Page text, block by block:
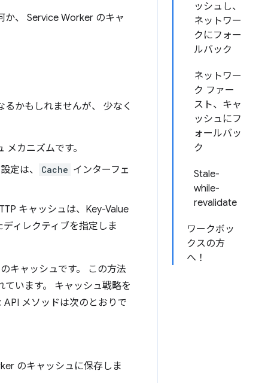
ッシュし、
ネットワー
クにフォー
ルバック
ネットワー
ク ファー
スト、キャ
ッシュにフ
ォールバッ
ク
Stale-
while-
revalidate
ワークボッ
クスの方
へ！
か、 Service Worker のキャ
かもしれませんが、 少なく
カニズムです。
定は、 Cache インターフェ
キャッシュは、Key-Value
ィレクティブを指定しま
キャッシュです。 この方法
います。 キャッシュ戦略を
メソッドは次のとおりで
のキャッシュに保存しま